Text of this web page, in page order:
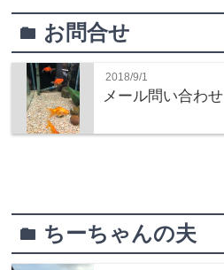
folder お問合せ
2018/9/1
メール問い合わせ
folder ちーちゃんの夫